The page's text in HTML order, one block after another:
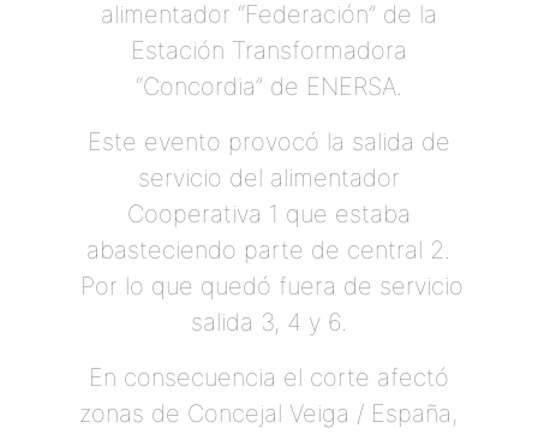
alimentador “Federación” de la
Estación Transformadora
“Concordia” de ENERSA.
Este evento provocó la salida de
servicio del alimentador
Cooperativa 1 que estaba
abasteciendo parte de central 2.
Por lo que quedó fuera de servicio
salida 3, 4 y 6.
En consecuencia el corte afectó
zonas de Concejal Veiga / España,